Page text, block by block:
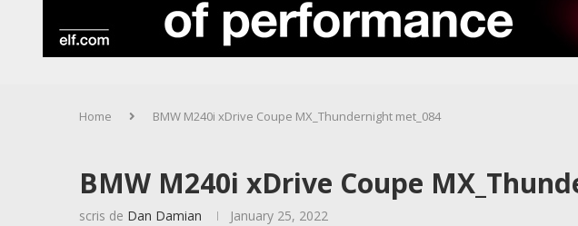
Home BMW M240i xDrive Coupe MX_Thundernight met_084
BMW M240i xDrive Coupe
scris de Dan Damian January 25, 2022